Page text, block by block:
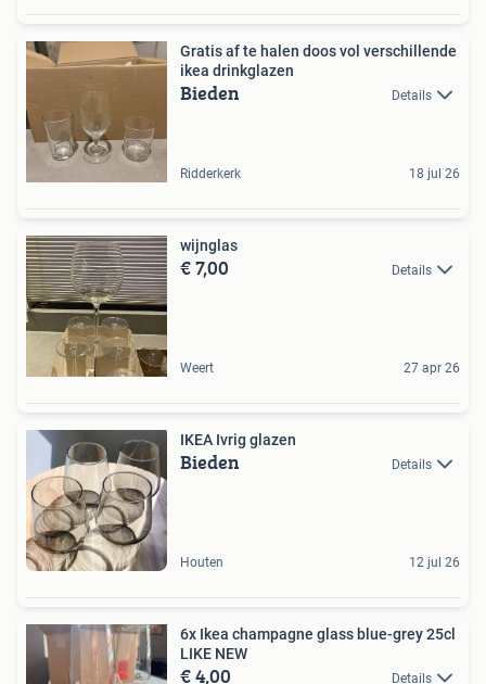
Gratis af te halen doos vol verschillende
ikea drinkglazen
Bieden Details
Ridderkerk 18 jul 26
wijnglas
€ 7,00 Details
Weert 27 apr 26
IKEA Ivrig glazen
Bieden Details
Houten 12 jul 26
6x Ikea champagne glass blue-grey 25cl
LIKE NEW
€ 4,00 Details